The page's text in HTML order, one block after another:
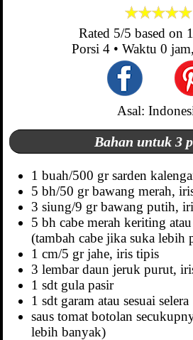
Rated 5/5 based on 1
Porsi 4• Waktu 0
Asal:
Bahan untuk 3
1 buah/500 gr sarden
5 bh/50 gr bawang merah,
3 siung/9 gr bawang putih,
5 bh cabe merah keriting
(tambah cabe jika suka lebih
1 cm/5 gr jahe, iris tipis
3 lembar daun jeruk purut,
1 sdt gula pasir
1 sdt garam atau sesuai selera
saus tomat botolan
lebih banyak)